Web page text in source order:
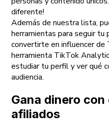
diferente!
Además de nuestra lista,
herramientas para seguir tu
convertirte en influencer de
herramienta TikTok
estudiar tu perfil y ver qué
audiencia.
Gana dinero
afiliados